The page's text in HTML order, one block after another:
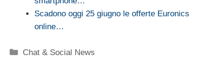
Scadono oggi 25 giugno le offerte Euronics
online…
Categorie
Chat & Social News